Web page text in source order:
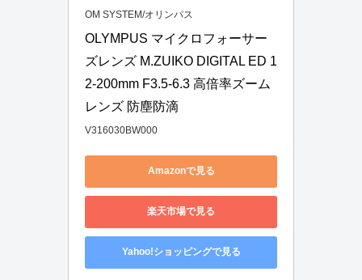
OM SYSTEM/オリンパス
OLYMPUS マイクロフォーサー
ズレンズ M.ZUIKO DIGITAL ED 1
2-200mm F3.5-6.3 高倍率ズーム
レンズ 防塵防滴
V316030BW000
Amazonで見る
楽天市場で見る
Yahoo!ショッピングで見る